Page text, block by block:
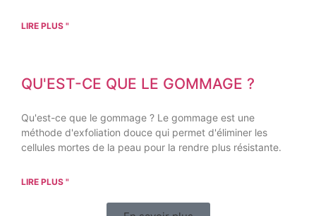
LIRE PLUS "
QU'EST-CE QUE LE GOMMAGE ?
Qu'est-ce que le gommage ? Le gommage est une
méthode d'exfoliation douce qui permet d'éliminer les
cellules mortes de la peau pour la rendre plus résistante.
LIRE PLUS "